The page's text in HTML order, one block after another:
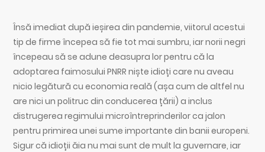
Însă imediat după ieșirea din pandemie, viitorul acestui
tip de firme începea să fie tot mai sumbru, iar norii negri
începeau să se adune deasupra lor pentru că la
adoptarea faimosului PNRR niște idioți care nu aveau
nicio legătură cu economia reală (așa cum de altfel nu
are nici un politruc din conducerea țării) a inclus
distrugerea regimului microîntreprinderilor ca jalon
pentru primirea unei sume importante din banii europeni.
Sigur că idioții ăia nu mai sunt de mult la guvernare, iar